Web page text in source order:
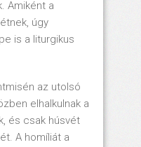
Amiként a
úgy
is a liturgikus
az utolsó
elhalkulnak a
és csak húsvét
A homíliát a